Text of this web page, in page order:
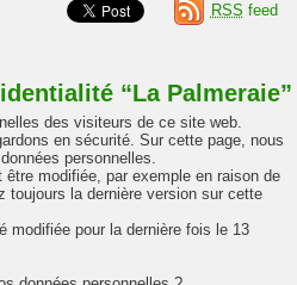
RSS feed
“La Palmeraie”
des visiteurs de ce site web.
en sécurité. Sur cette page, nous
personnelles.
modifiée, par exemple en raison de
toujours la dernière version sur cette
modifiée pour la dernière fois le 13